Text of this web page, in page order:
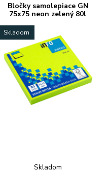
Bločky samolepiace GN
75x75 neon zelený 80l
Skladom
Skladom